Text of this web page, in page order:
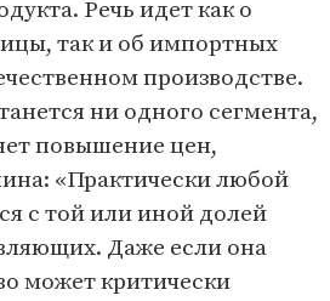
Речь идет как о
так и об импортных
производстве.
ни одного сегмента,
повышение цен,
«Практически любой
с той или иной долей
Даже если она
может критически